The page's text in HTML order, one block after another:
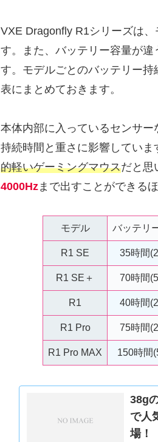
VXE Dragonfly R1シリーズは
す。また、バッテリー容量が
す。モデルごとのバッテリー
表にまとめておきます。
本体内部に入っているセンサ
持続時間と重さに影響していま
的軽いゲーミングマウスだと思
4000Hz まで出すことができる
モデル バッテリ
R1 SE 35時間
R1 SE＋ 70時間
R1 40時間
R1 Pro 75時間
R1 Pro MAX 150時間
38g
で人
場！